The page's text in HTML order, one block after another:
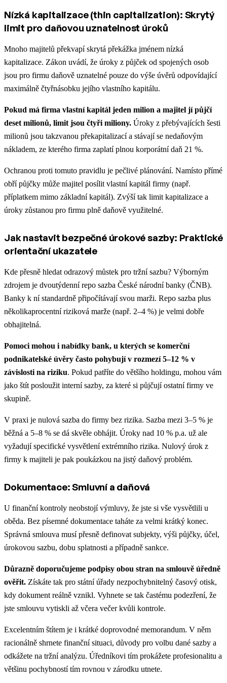
Nízká kapitalizace (thin capitalization): Skrytý
limit pro daňovou uznatelnost úroků
Mnoho majitelů překvapí skrytá překážka jménem nízká
kapitalizace. Zákon uvádí, že úroky z půjček od spojených osob
jsou pro firmu daňově uznatelné pouze do výše úvěrů odpovídající
maximálně čtyřnásobku jejího vlastního kapitálu.
Pokud má firma vlastní kapitál jeden milion a majitel jí půjčí
deset milionů, limit jsou čtyři miliony. Úroky z přebývajících šesti
milionů jsou takzvanou překapitalizací a stávají se nedaňovým
nákladem, ze kterého firma zaplatí plnou korporátní daň 21 %.
Ochranou proti tomuto pravidlu je pečlivé plánování. Namísto přímé
obří půjčky může majitel posílit vlastní kapitál firmy (např.
příplatkem mimo základní kapitál). Zvýší tak limit kapitalizace a
úroky zůstanou pro firmu plně daňově využitelné.
Jak nastavit bezpečné úrokové sazby: Praktické
orientační ukazatele
Kde přesně hledat odrazový můstek pro tržní sazbu? Výborným
zdrojem je dvoutýdenní repo sazba České národní banky (ČNB).
Banky k ní standardně připočítávají svou marži. Repo sazba plus
několikaprocentní riziková marže (např. 2–4 %) je velmi dobře
obhajitelná.
Pomoci mohou i nabídky bank, u kterých se komerční
podnikatelské úvěry často pohybují v rozmezí 5–12 % v
závislosti na riziku. Pokud patříte do většího holdingu, mohou vám
jako štít posloužit interní sazby, za které si půjčují ostatní firmy ve
skupině.
V praxi je nulová sazba do firmy bez rizika. Sazba mezi 3–5 % je
běžná a 5–8 % se dá skvěle obhájit. Úroky nad 10 % p.a. už ale
vyžadují specifické vysvětlení extrémního rizika. Nulový úrok z
firmy k majiteli je pak poukázkou na jistý daňový problém.
Dokumentace: Smluvní a daňová
U finanční kontroly neobstojí výmluvy, že jste si vše vysvětlili u
oběda. Bez písemné dokumentace taháte za velmi krátký konec.
Správná smlouva musí přesně definovat subjekty, výši půjčky, účel,
úrokovou sazbu, dobu splatnosti a případně sankce.
Důrazně doporučujeme podpisy obou stran na smlouvě úředně
ověřit. Získáte tak pro státní úřady nezpochybnitelný časový otisk,
kdy dokument reálně vznikl. Vyhnete se tak častému podezření, že
jste smlouvu vytiskli až včera večer kvůli kontrole.
Excelentním štítem je i krátké doprovodné memorandum. V něm
racionálně shrnete finanční situaci, důvody pro volbu dané sazby a
odkážete na tržní analýzu. Úředníkovi tím prokážete profesionalitu a
většinu pochybností tím rovnou v zárodku utnete.